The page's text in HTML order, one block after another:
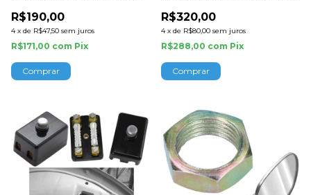
R$190,00
4 x de R$47,50 sem juros
R$171,00 com Pix
R$320,00
4 x de R$80,00 sem juros
R$288,00 com Pix